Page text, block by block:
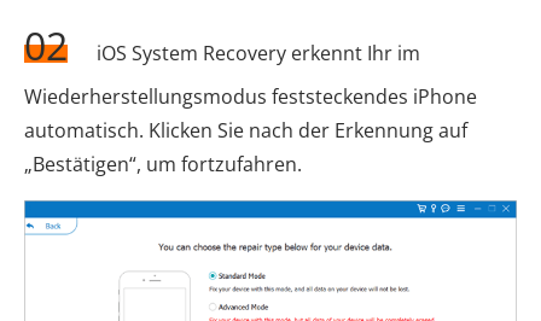
02
iOS System Recovery erkennt Ihr im
Wiederherstellungsmodus feststeckendes iPhone
automatisch. Klicken Sie nach der Erkennung auf
„Bestätigen“, um fortzufahren.